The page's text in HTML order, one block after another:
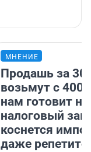
МНЕНИЕ
Продашь за
возьмут с
нам готовит
налоговый
коснется
даже